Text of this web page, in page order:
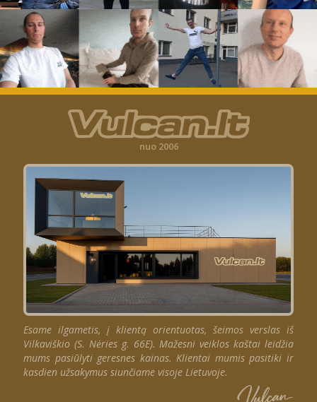
nuo 2006
Esame ilgametis, į klientą orientuotas, šeimos verslas iš
Vilkaviškio (S. Nėries g. 66E). Mažesni veiklos kaštai leidžia
mums pasiūlyti geresnes kainas. Klientai mumis pasitiki ir
kasdien užsakymus siunčiame visoje Lietuvoje.